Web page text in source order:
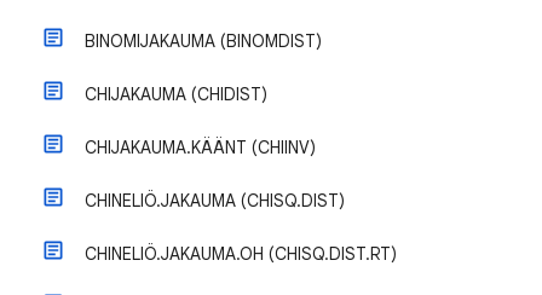
BINOMIJAKAUMA (BINOMDIST)
CHIJAKAUMA (CHIDIST)
CHIJAKAUMA.KÄÄNT (CHIINV)
CHINELIÖ.JAKAUMA (CHISQ.DIST)
CHINELIÖ.JAKAUMA.OH (CHISQ.DIST.RT)